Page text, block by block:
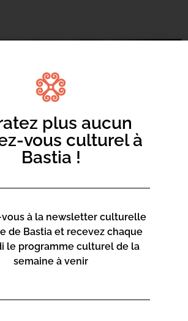
plus aucun
vous culturel à
Bastia !
vous à la newsletter culturelle
de Bastia et recevez chaque
le programme culturel de la
semaine à venir